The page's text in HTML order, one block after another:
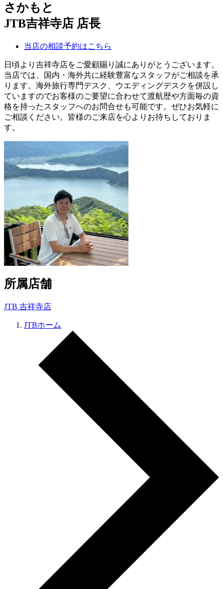
さかもと
JTB吉祥寺店 店長
当店の相談予約はこちら
日頃より吉祥寺店をご愛顧賜り誠にありがとうございます。
当店では、国内・海外共に経験豊富なスタッフがご相談を承
ります。海外旅行専門デスク、ウエディングデスクを併設し
ていますのでお客様のご要望に合わせて渡航歴や方面毎の資
格を持ったスタッフへのお問合せも可能です。ぜひお気軽に
ご相談ください。皆様のご来店を心よりお待ちしておりま
す。
所属店舗
JTB 吉祥寺店
JTBホーム